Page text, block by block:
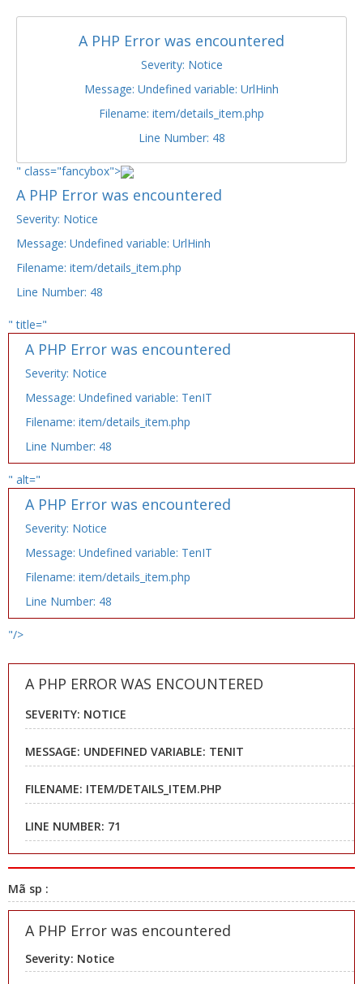
A PHP Error was encountered
Severity: Notice
Message: Undefined variable: UrlHinh
Filename: item/details_item.php
Line Number: 48
" class="fancybox">
A PHP Error was encountered
Severity: Notice
Message: Undefined variable: UrlHinh
Filename: item/details_item.php
Line Number: 48
" title="
A PHP Error was encountered
Severity: Notice
Message: Undefined variable: TenIT
Filename: item/details_item.php
Line Number: 48
" alt="
A PHP Error was encountered
Severity: Notice
Message: Undefined variable: TenIT
Filename: item/details_item.php
Line Number: 48
"/>
A PHP ERROR WAS ENCOUNTERED
SEVERITY: NOTICE
MESSAGE: UNDEFINED VARIABLE: TENIT
FILENAME: ITEM/DETAILS_ITEM.PHP
LINE NUMBER: 71
Mã sp :
A PHP Error was encountered
Severity: Notice